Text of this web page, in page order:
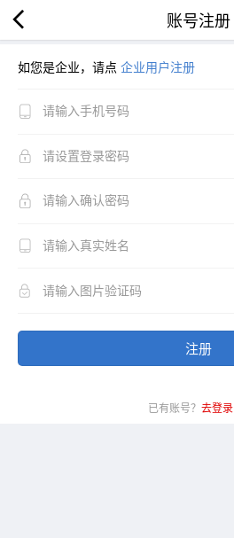
账号注册
如您是企业，请点 企业用户注册
注册
已有账号？ 去登录